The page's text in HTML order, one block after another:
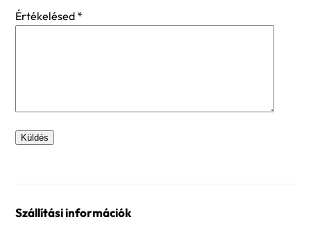
Értékelésed *
Szállítási információk